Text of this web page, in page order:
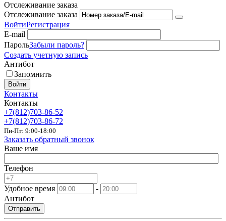
Отслеживание заказа
Отслеживание заказа
ВойтиРегистрация
E-mail
ПарольЗабыли пароль?
Создать учетную запись
Антибот
Запомнить
Войти
Контакты
Контакты
+7(812)703-86-52
+7(812)703-86-72
Пн-Пт: 9:00-18:00
Заказать обратный звонок
Ваше имя
Телефон
Удобное время
-
Антибот
Отправить